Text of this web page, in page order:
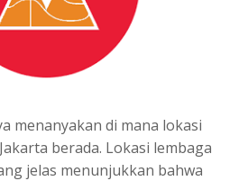
menanyakan di mana lokasi
berada. Lokasi lembaga
jelas menunjukkan bahwa